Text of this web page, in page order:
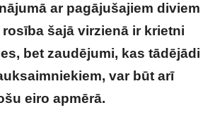
ar pagājušajiem diviem
šajā virzienā ir krietni
bet zaudējumi, kas tādējādi
var būt arī
eiro apmērā.